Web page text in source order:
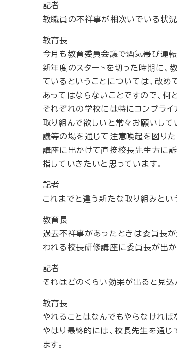
記者
教職員の不祥事が相次いでいる状
教育長
今月も教育委員会議で酒気帯び運
新年度のスタートを切った時期に
ているということについては、改め
あってはならないことですので、何
それぞれの学校には特にコンプラ
取り組んで欲しいと常々お願いして
議等の場を通じて注意喚起を図り
講座に出かけて直接校長先生方に
指していきたいと思っています。
記者
これまでと違う新たな取り組みとい
教育長
過去不祥事があったときは委員長
われる校長研修講座に委員長が出か
記者
それはどのくらい効果が出ると見込
教育長
やれることはなんでもやらなければ
やはり最終的には、校長先生を通
ます。